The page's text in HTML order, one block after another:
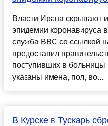
Власти Ирана скрывают
эпидемии коронавируса
служба BBC со ссылкой
предоставил
поступивших в
указаны имена, пол, во...
В Курске в Тускарь